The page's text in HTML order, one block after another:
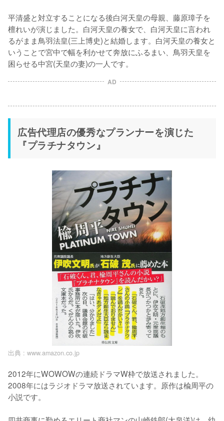
平清盛と対立することになる後白河天皇の母親、藤原璋子を
檀れいが演じました。白河天皇の養女で、白河天皇に言われ
るがまま鳥羽法皇(三上博史)と結婚します。白河天皇の養女と
いうことで宮中で幅を利かせて奔放にふるまい、鳥羽天皇を
困らせる中宮(天皇の妻)の一人です。
AD
広告代理店の優秀なプランナーを演じた
『プラチナタウン』
出典 : www.amazon.co.jp
2012年にWOWOWの連続ドラマW枠で放送されました。
2008年にはラジオドラマ放送されています。原作は楡周平の
小説です。